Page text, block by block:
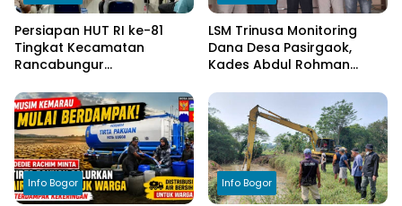
Persiapan HUT RI ke-81
Tingkat Kecamatan
Rancabungur
Cimulang, Libatkan Seluruh
Elemen Masyarakat
LSM Trinusa Monitoring
Dana Desa Pasirgaok,
Kades Abdul Rohman
Transparansi Pengelolaan
Anggaran
Info Bogor Info Bogor